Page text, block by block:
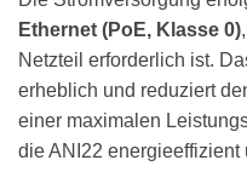
Ethernet (PoE, Klasse 0)
Netzteil erforderlich ist.
erheblich und reduziert
einer maximalen
die ANI22 energieeffizient